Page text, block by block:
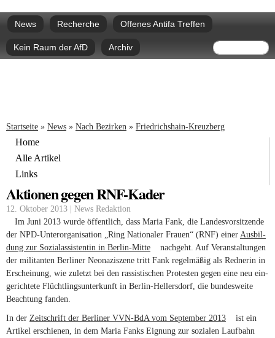
zum
Hauptmenü
News Recherche Offenes Antifa Treffen
Kein Raum der AfD Archiv Suche
Sie sind hier
Startseite » News » Nach Bezirken » Friedrichshain-Kreuzberg
Home
Alle Artikel
Links
Aktionen gegen RNF-Kader
12. Oktober 2013 | News Redaktion
Im Juni 2013 wurde öffent­lich, dass Maria Fank, die Lan­des­vor­sit­zende
der NPD-Unterorganisation „Ring Natio­naler Frauen“ (RNF) einer Aus­bil­
dung zur Sozi­al­as­sis­tentin in Berlin-Mitte (link is external)
nach­geht. Auf Ver­an­stal­tungen
der mili­tanten Ber­liner Neo­na­zi­szene tritt Fank regel­mäßig als Red­nerin in
Erschei­nung, wie zuletzt bei den ras­sis­ti­schen Pro­testen gegen eine neu ein­
ge­rich­tete Flücht­lings­un­ter­kunft in Berlin-Hellersdorf, die bun­des­weite
Beach­tung fanden.
In der Zeit­schrift der Ber­liner VVN-BdA vom Sep­tember 2013 (link is
external)
ist ein
Artikel erschienen, in dem Maria Fanks Eig­nung zur sozialen Lauf­bahn